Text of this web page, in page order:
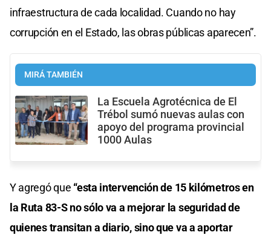
infraestructura de cada localidad. Cuando no hay
corrupción en el Estado, las obras públicas aparecen”.
MIRÁ TAMBIÉN
La Escuela Agrotécnica de El
Trébol sumó nuevas aulas con
apoyo del programa provincial
1000 Aulas
Y agregó que “esta intervención de 15 kilómetros en
la Ruta 83-S no sólo va a mejorar la seguridad de
quienes transitan a diario, sino que va a aportar